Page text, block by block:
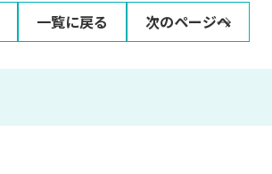
一覧に戻る 次のページへ